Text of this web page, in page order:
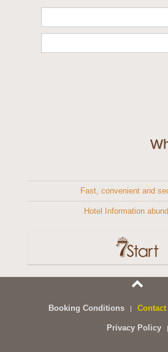
Fast, convenient and
Hotel Information
Contact
Booking Conditions
Privacy Policy